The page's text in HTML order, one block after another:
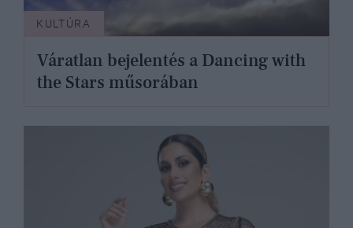
KULTÚRA
Váratlan bejelentés a Dancing with
the Stars műsorában